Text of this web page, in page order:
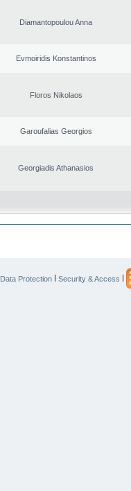
Diamantopoulou Anna
Evmoiridis Konstantinos
Floros Nikolaos
Garoufalias Georgios
Georgiadis Athanasios
Data Protection | Security & Access |